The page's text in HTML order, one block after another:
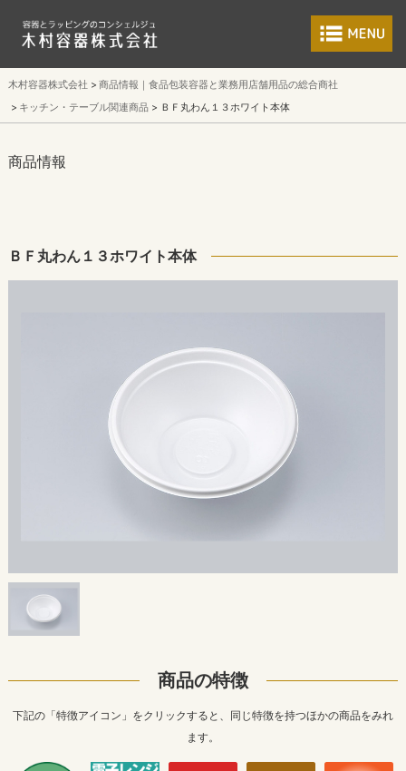
食品包装容器と
木村容器株式会社
商品情報｜食品包装容器と業務用店舗用品の総合商社
キッチン・テーブル関連商品
ＢＦ丸わん１３ホワイト本体
商品情報
ＢＦ丸わん１３ホワイト本体
商品の特徴
下記の「特徴アイコン」をクリックすると、同じ特徴を持つほかの商品をみれ
ます。